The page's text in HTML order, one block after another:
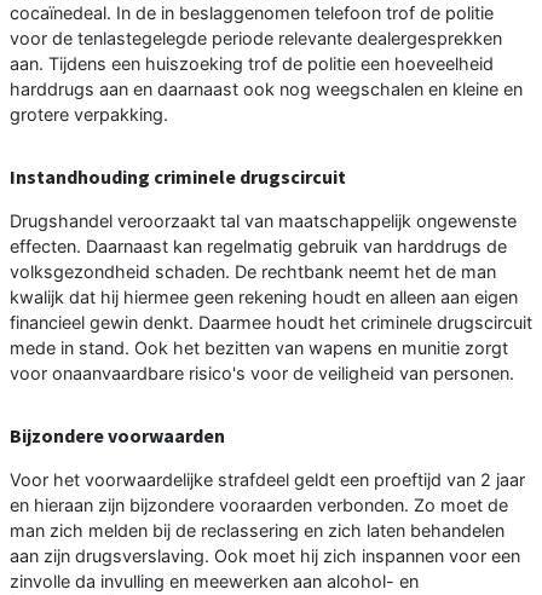
cocaïnedeal. In de in beslaggenomen telefoon trof de politie
voor de tenlastegelegde periode relevante dealergesprekken
aan. Tijdens een huiszoeking trof de politie een hoeveelheid
harddrugs aan en daarnaast ook nog weegschalen en kleine en
grotere verpakking.
Instandhouding criminele drugscircuit
Drugshandel veroorzaakt tal van maatschappelijk ongewenste
effecten. Daarnaast kan regelmatig gebruik van harddrugs de
volksgezondheid schaden. De rechtbank neemt het de man
kwalijk dat hij hiermee geen rekening houdt en alleen aan eigen
financieel gewin denkt. Daarmee houdt het criminele drugscircuit
mede in stand. Ook het bezitten van wapens en munitie zorgt
voor onaanvaardbare risico's voor de veiligheid van personen.
Bijzondere voorwaarden
Voor het voorwaardelijke strafdeel geldt een proeftijd van 2 jaar
en hieraan zijn bijzondere vooraarden verbonden. Zo moet de
man zich melden bij de reclassering en zich laten behandelen
aan zijn drugsverslaving. Ook moet hij zich inspannen voor een
zinvolle da invulling en meewerken aan alcohol- en